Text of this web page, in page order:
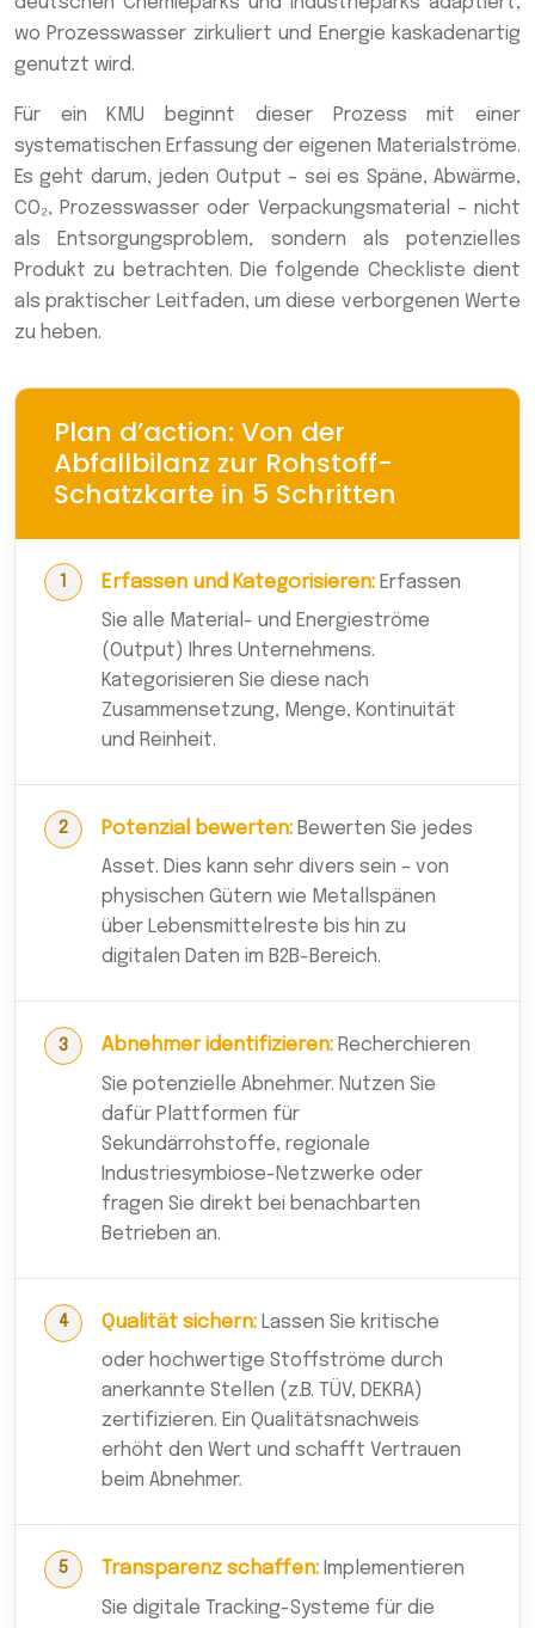
wo Prozesswasser zirkuliert und Energie kaskadenartig
genutzt wird.
Für ein KMU beginnt dieser Prozess mit einer
systematischen Erfassung der eigenen Materialströme.
Es geht darum, jeden Output – sei es Späne, Abwärme,
CO₂, Prozesswasser oder Verpackungsmaterial – nicht
als Entsorgungsproblem, sondern als potenzielles
Produkt zu betrachten. Die folgende Checkliste dient
als praktischer Leitfaden, um diese verborgenen Werte
zu heben.
Plan d’action: Von der
Abfallbilanz zur Rohstoff-
Schatzkarte in 5 Schritten
Erfassen und Kategorisieren: Erfassen
Sie alle Material- und Energieströme
(Output) Ihres Unternehmens.
Kategorisieren Sie diese nach
Zusammensetzung, Menge, Kontinuität
und Reinheit.
Potenzial bewerten: Bewerten Sie jedes
Asset. Dies kann sehr divers sein – von
physischen Gütern wie Metallspänen
über Lebensmittelreste bis hin zu
digitalen Daten im B2B-Bereich.
Abnehmer identifizieren: Recherchieren
Sie potenzielle Abnehmer. Nutzen Sie
dafür Plattformen für
Sekundärrohstoffe, regionale
Industriesymbiose-Netzwerke oder
fragen Sie direkt bei benachbarten
Betrieben an.
Qualität sichern: Lassen Sie kritische
oder hochwertige Stoffströme durch
anerkannte Stellen (z.B. TÜV, DEKRA)
zertifizieren. Ein Qualitätsnachweis
erhöht den Wert und schafft Vertrauen
beim Abnehmer.
Transparenz schaffen: Implementieren
Sie digitale Tracking-Systeme für die